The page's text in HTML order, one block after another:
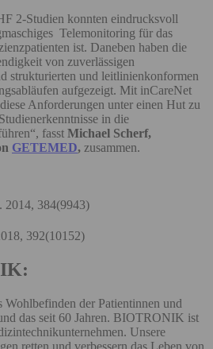
2-Studien konnten eindrucksvoll
Telemonitoring für das
ist. Daneben haben die
von zuverlässigen
strukturierten und leitlinienkonformen
aufgezeigt. Mit inCareNet
Anforderungen unter einen Hut zu
in die
fasst Michael Scherf,
GETEMED, zusammen.
2014, 384(9943)
392(10152)
Wohlbefinden der Patientinnen und
das seit 60 Jahren. BIOTRONIK ist
Unsere
retten und verbessern das Leben von